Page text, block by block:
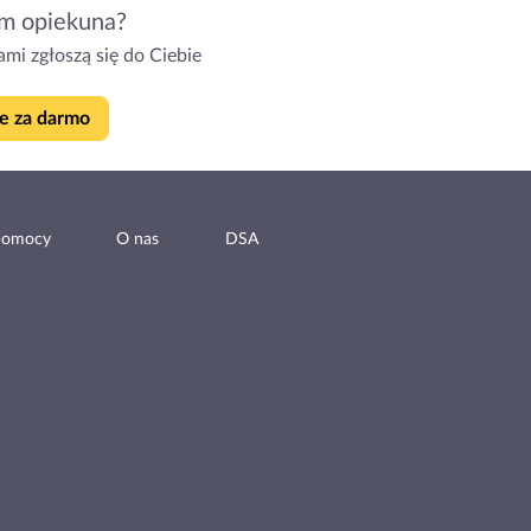
opiekuna?
zgłoszą się do Ciebie
za darmo
O nas DSA